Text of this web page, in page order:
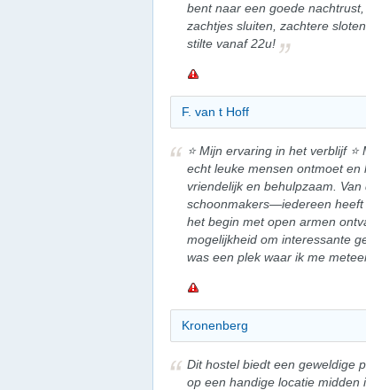
bent naar een goede
zachtjes sluiten, zachtere
stilte vanaf 22u!
F. van t Hoff
⭐ Mijn ervaring in het verblijf
echt leuke mensen ontmoet
vriendelijk en behulpzaam.
schoonmakers—iedereen heeft
het begin met open armen
mogelijkheid om interessante
was een plek waar ik me
Kronenberg
Dit hostel biedt een geweldige
op een handige locatie